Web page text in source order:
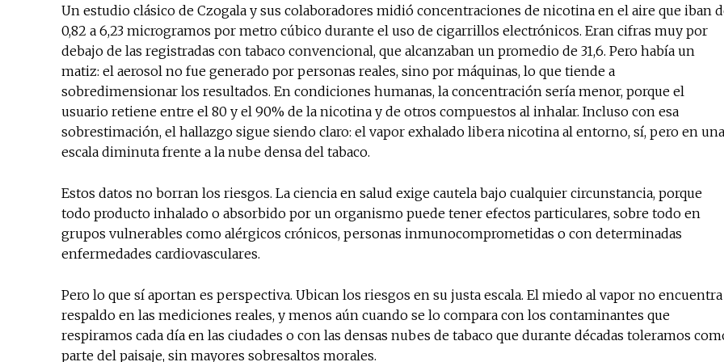
Un estudio clásico de Czogala y sus colaboradores midió concentraciones de nicotina en el aire que iban
0,82 a 6,23 microgramos por metro cúbico durante el uso de cigarrillos electrónicos. Eran cifras muy por
debajo de las registradas con tabaco convencional, que alcanzaban un promedio de 31,6. Pero había un
matiz: el aerosol no fue generado por personas reales, sino por máquinas, lo que tiende a
sobredimensionar los resultados. En condiciones humanas, la concentración sería menor, porque el
usuario retiene entre el 80 y el 90% de la nicotina y de otros compuestos al inhalar. Incluso con esa
sobrestimación, el hallazgo sigue siendo claro: el vapor exhalado libera nicotina al entorno, sí, pero en una
escala diminuta frente a la nube densa del tabaco.
Estos datos no borran los riesgos. La ciencia en salud exige cautela bajo cualquier circunstancia, porque
todo producto inhalado o absorbido por un organismo puede tener efectos particulares, sobre todo en
grupos vulnerables como alérgicos crónicos, personas inmunocomprometidas o con determinadas
enfermedades cardiovasculares.
Pero lo que sí aportan es perspectiva. Ubican los riesgos en su justa escala. El miedo al vapor no encuentra
respaldo en las mediciones reales, y menos aún cuando se lo compara con los contaminantes que
respiramos cada día en las ciudades o con las densas nubes de tabaco que durante décadas toleramos
parte del paisaje, sin mayores sobresaltos morales.